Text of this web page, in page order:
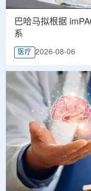
巴哈马拟根据
系
医疗 2026-08-06